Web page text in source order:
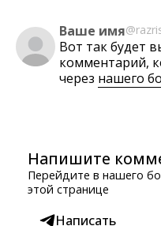
Ваше имя
Вот так будет
комментарий,
через нашего
Напишите
Перейдите в нашего
этой странице
Написать